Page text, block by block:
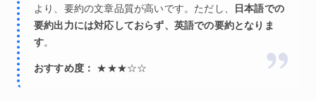
より、要約の文章品質が高いです。ただし、 日本語での
要約出力には対応しておらず、英語での要約となりま
す。
おすすめ度： ★★★☆☆